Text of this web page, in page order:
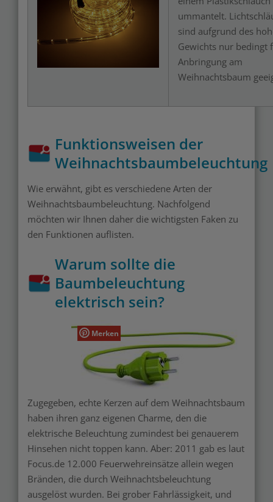
ummantelt.
sind aufgrund des
Gewichts nur bedingt
Anbringung am
Weihnachtsbaum
Funktionsweisen der
Weihnachtsbaumbeleuchtung
Wie erwähnt, gibt es verschiedene Arten der
Weihnachtsbaumbeleuchtung. Nachfolgend
möchten wir Ihnen daher die wichtigsten Faken zu
den Funktionen auflisten.
Warum sollte die
Baumbeleuchtung
elektrisch sein?
Merken
Zugegeben, echte Kerzen auf dem Weihnachtsbaum
haben ihren ganz eigenen Charme, den die
elektrische Beleuchtung zumindest bei genauerem
Hinsehen nicht toppen kann. Aber: 2011 gab es laut
Focus.de 12.000 Feuerwehreinsätze allein wegen
Bränden, die durch Weihnachtsbeleuchtung
ausgelöst wurden. Bei grober Fahrlässigkeit, und